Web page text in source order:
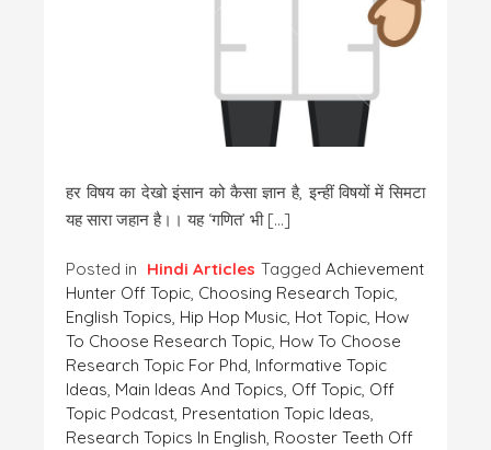
हर विषय का देखो इंसान को कैसा ज्ञान है, इन्हीं विषयों में सिमटा
यह सारा जहान है।। यह ‘गणित’ भी […]
Posted in Hindi Articles Tagged Achievement
Hunter Off Topic, Choosing Research Topic,
English Topics, Hip Hop Music, Hot Topic, How
To Choose Research Topic, How To Choose
Research Topic For Phd, Informative Topic
Ideas, Main Ideas And Topics, Off Topic, Off
Topic Podcast, Presentation Topic Ideas,
Research Topics In English, Rooster Teeth Off